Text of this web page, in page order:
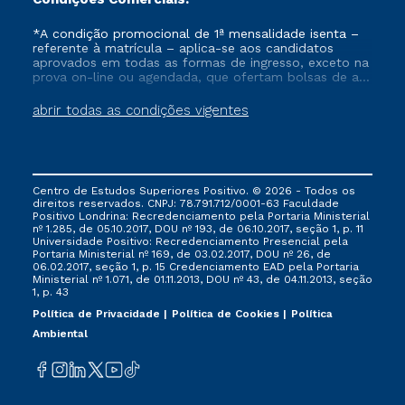
abrir todas as condições vigentes
*A condição promocional de 1ª mensalidade isenta –
referente à matrícula – aplica-se aos candidatos
aprovados em todas as formas de ingresso, exceto na
prova on-line ou agendada, que ofertam bolsas de até
vigente, que ainda não tenham efetivado e/ou não
tenham cancelado ou trancado sua matrícula em uma
via FIES, Prouni e outros programas governamentais, e
não se acumula com nenhuma outra campanha
ofertada pela Instituição.
Centro de Estudos Superiores Positivo. © 2026 - Todos os
direitos reservados. CNPJ: 78.791.712/0001-63 Faculdade
Positivo Londrina: Recredenciamento pela Portaria Ministerial
nº 1.285, de 05.10.2017, DOU nº 193, de 06.10.2017, seção 1, p. 11
Universidade Positivo: Recredenciamento Presencial ​pela
Portaria Ministerial nº 169, de 03.02.2017, DOU nº 26, de
06.02.2017, seção 1, p. 15 Credenciamento EAD pela Portaria
Ministerial nº 1.071, de 01.11.2013, DOU nº 43, de 04.11.2013, seção
1, p. 43
Política de Privacidade
Política de Cookies
Política
Ambiental